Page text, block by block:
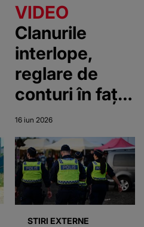
VIDEO
Clanurile
interlope,
reglare de
conturi în fața
poliției din
Capitală
16 iun 2026
STIRI EXTERNE